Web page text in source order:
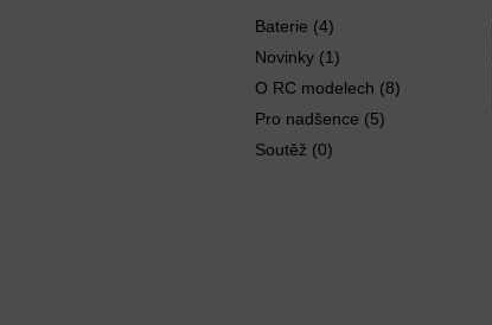
Baterie (4)
Novinky (1)
O RC modelech (8)
Pro nadšence (5)
Soutěž (0)